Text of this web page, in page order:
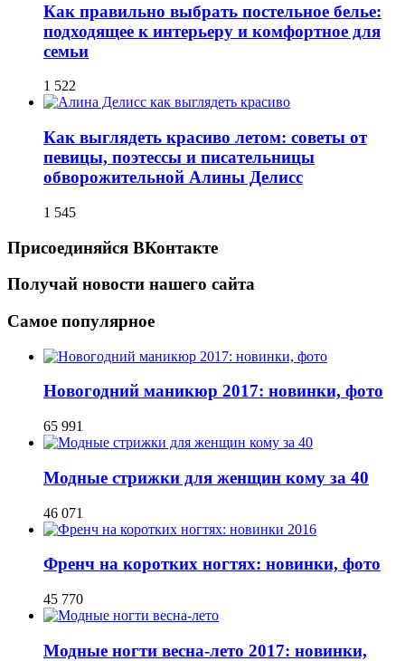
Как правильно выбрать постельное белье:
подходящее к интерьеру и комфортное для
семьи
1 522
Как выглядеть красиво летом: советы от
певицы, поэтессы и писательницы
обворожительной Алины Делисс
1 545
Присоединяйся ВКонтакте
Получай новости нашего сайта
Самое популярное
Новогодний маникюр 2017: новинки, фото
65 991
Модные стрижки для женщин кому за 40
46 071
Френч на коротких ногтях: новинки, фото
45 770
Модные ногти весна-лето 2017: новинки,